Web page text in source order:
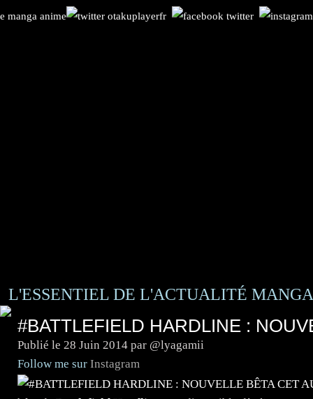
L'ESSENTIEL DE L'ACTUALITÉ
#BATTLEFIELD HARDLINE :
Publié le 28 Juin 2014 par @lyagamii
Follow me sur Instagram